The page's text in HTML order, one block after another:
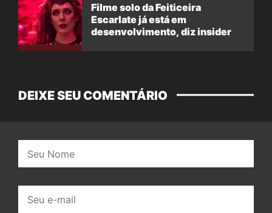
Filme solo da Feiticeira
Escarlate já está em
desenvolvimento, diz insider
DEIXE SEU COMENTÁRIO
mail: